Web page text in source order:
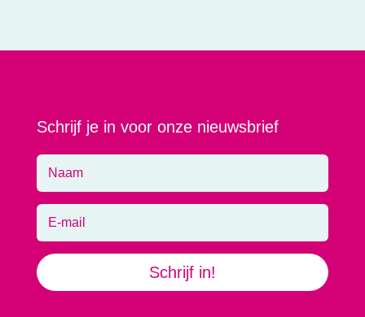
Schrijf je in voor onze nieuwsbrief
Schrijf in!